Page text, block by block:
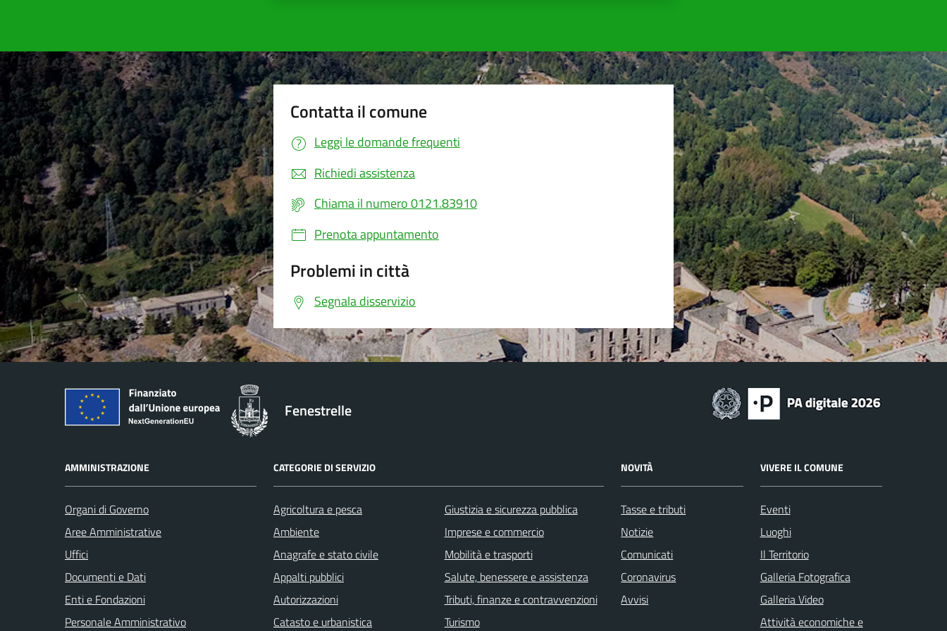
Contatta il comune
Leggi le domande frequenti
Richiedi assistenza
Chiama il numero 0121.83910
Prenota appuntamento
Problemi in città
Segnala disservizio
Fenestrelle
AMMINISTRAZIONE
Organi di Governo
Aree Amministrative
Uffici
Documenti e Dati
Enti e Fondazioni
Personale Amministrativo
CATEGORIE DI SERVIZIO
Agricoltura e pesca
Ambiente
Anagrafe e stato civile
Appalti pubblici
Autorizzazioni
Catasto e urbanistica
Giustizia e sicurezza pubblica
Imprese e commercio
Mobilità e trasporti
Salute, benessere e assistenza
Tributi, finanze e contravvenzioni
Turismo
NOVITÀ
Tasse e tributi
Notizie
Comunicati
Coronavirus
Avvisi
VIVERE IL COMUNE
Eventi
Luoghi
Il Territorio
Galleria Fotografica
Galleria Video
Attività economiche e